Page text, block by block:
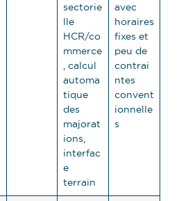
sectorie
lle
HCR/co
mmerce
, calcul
automa
tique
des
majorat
ions,
interfac
e
terrain
avec
horaires
fixes et
peu de
contrai
ntes
convent
ionnelle
s